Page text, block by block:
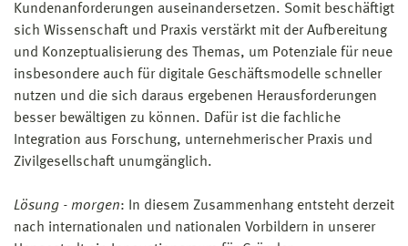
Kundenanforderungen auseinandersetzen. Somit beschäftigt
sich Wissenschaft und Praxis verstärkt mit der Aufbereitung
und Konzeptualisierung des Themas, um Potenziale für neue
insbesondere auch für digitale Geschäftsmodelle schneller
nutzen und die sich daraus ergebenen Herausforderungen
besser bewältigen zu können. Dafür ist die fachliche
Integration aus Forschung, unternehmerischer Praxis und
Zivilgesellschaft unumgänglich.
Lösung - morgen: In diesem Zusammenhang entsteht derzeit
nach internationalen und nationalen Vorbildern in unserer